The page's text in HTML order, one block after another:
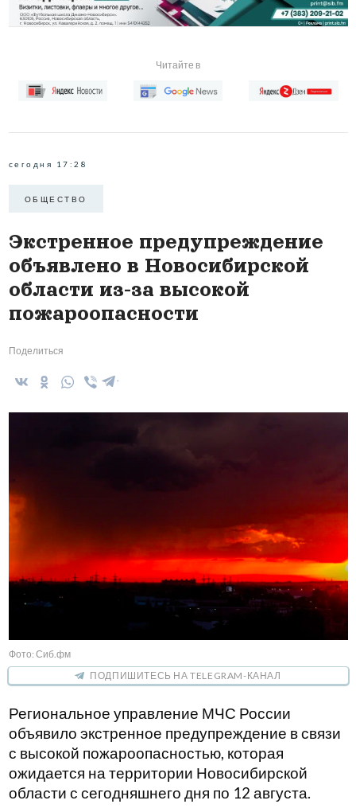
Читайте в
сегодня 17:28
ОБЩЕСТВО
Экстренное предупреждение
объявлено в Новосибирской
области из-за высокой
пожароопасности
Поделиться
Фото: Сиб.фм
ПОДПИШИТЕСЬ НА TELEGRAM-КАНАЛ
Региональное управление МЧС России
объявило экстренное предупреждение в связи
с высокой пожароопасностью, которая
ожидается на территории Новосибирской
области с сегодняшнего дня по 12 августа.